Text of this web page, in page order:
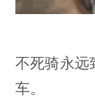
不死骑永远
车。